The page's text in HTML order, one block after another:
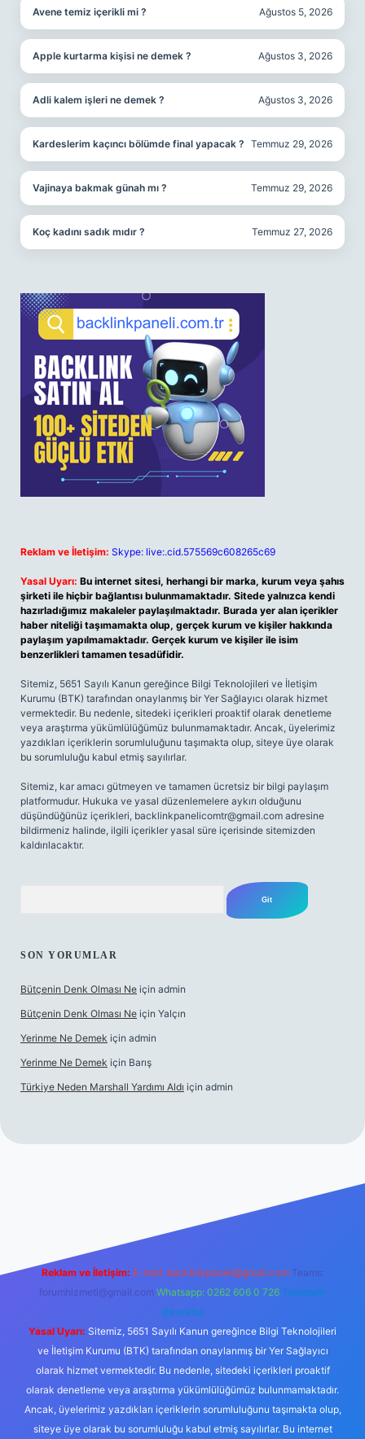
Avene temiz içerikli mi ? Ağustos 5, 2026
Apple kurtarma kişisi ne demek ? Ağustos 3, 2026
Adli kalem işleri ne demek ? Ağustos 3, 2026
Kardeslerim kaçıncı bölümde final yapacak ? Temmuz 29, 2026
Vajinaya bakmak günah mı ? Temmuz 29, 2026
Koç kadını sadık mıdır ? Temmuz 27, 2026
Reklam ve İletişim: Skype: live:.cid.575569c608265c69
Yasal Uyarı: Bu internet sitesi, herhangi bir marka, kurum veya şahıs
şirketi ile hiçbir bağlantısı bulunmamaktadır. Sitede yalnızca kendi
hazırladığımız makaleler paylaşılmaktadır. Burada yer alan içerikler
haber niteliği taşımamakta olup, gerçek kurum ve kişiler hakkında
paylaşım yapılmamaktadır. Gerçek kurum ve kişiler ile isim
benzerlikleri tamamen tesadüfidir.
Sitemiz, 5651 Sayılı Kanun gereğince Bilgi Teknolojileri ve İletişim
Kurumu (BTK) tarafından onaylanmış bir Yer Sağlayıcı olarak hizmet
vermektedir. Bu nedenle, sitedeki içerikleri proaktif olarak denetleme
veya araştırma yükümlülüğümüz bulunmamaktadır. Ancak, üyelerimiz
yazdıkları içeriklerin sorumluluğunu taşımakta olup, siteye üye olarak
bu sorumluluğu kabul etmiş sayılırlar.
Sitemiz, kar amacı gütmeyen ve tamamen ücretsiz bir bilgi paylaşım
platformudur. Hukuka ve yasal düzenlemelere aykırı olduğunu
düşündüğünüz içerikleri, backlinkpanelicomtr@gmail.com adresine
bildirmeniz halinde, ilgili içerikler yasal süre içerisinde sitemizden
kaldırılacaktır.
SON YORUMLAR
Bütçenin Denk Olması Ne için admin
Bütçenin Denk Olması Ne için Yalçın
Yerinme Ne Demek için admin
Yerinme Ne Demek için Barış
Türkiye Neden Marshall Yardımı Aldı için admin
Reklam ve İletişim: E-mail: backlinkpaneli@gmail.com Teams:
forumhizmeti@gmail.com Whatsapp: 0262 606 0 726 Telegram:
@karabul
Yasal Uyarı: Sitemiz, 5651 Sayılı Kanun gereğince Bilgi Teknolojileri
ve İletişim Kurumu (BTK) tarafından onaylanmış bir Yer Sağlayıcı
olarak hizmet vermektedir. Bu nedenle, sitedeki içerikleri proaktif
olarak denetleme veya araştırma yükümlülüğümüz bulunmamaktadır.
Ancak, üyelerimiz yazdıkları içeriklerin sorumluluğunu taşımakta olup,
siteye üye olarak bu sorumluluğu kabul etmiş sayılırlar. Bu internet